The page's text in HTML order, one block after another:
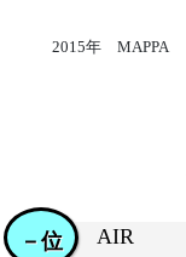
2015年 MAPPA
AIR
－位